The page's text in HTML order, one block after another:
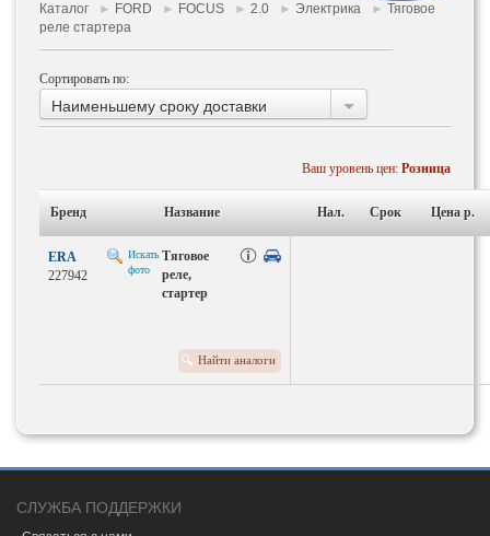
Каталог ► FORD ► FOCUS ► 2.0 ► Электрика ► Тяговое
реле стартера
Сортировать по:
Наименьшему сроку доставки
Ваш уровень цен: Розница
Бренд Название Нал. Срок Цена p.
ERA
227942
Искать
фото
Тяговое
реле,
стартер
Найти аналоги
СЛУЖБА ПОДДЕРЖКИ